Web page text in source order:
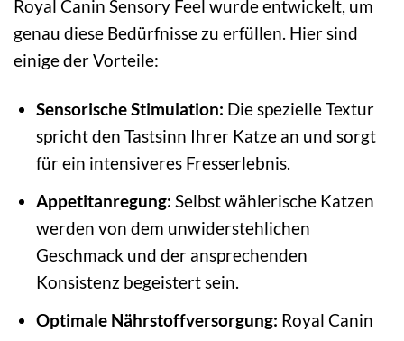
Royal Canin Sensory Feel wurde entwickelt, um
genau diese Bedürfnisse zu erfüllen. Hier sind
einige der Vorteile:
Sensorische Stimulation: Die spezielle Textur
spricht den Tastsinn Ihrer Katze an und sorgt
für ein intensiveres Fresserlebnis.
Appetitanregung: Selbst wählerische Katzen
werden von dem unwiderstehlichen
Geschmack und der ansprechenden
Konsistenz begeistert sein.
Optimale Nährstoffversorgung: Royal Canin